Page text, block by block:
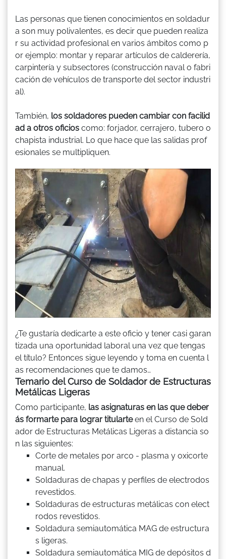
Las personas que tienen conocimientos en soldadur
a son muy polivalentes, es decir que pueden realiza
r su actividad profesional en varios ámbitos como p
or ejemplo: montar y reparar artículos de calderería,
carpintería y subsectores (construcción naval o fabri
cación de vehículos de transporte del sector industri
al).
También, los soldadores pueden cambiar con facilid
ad a otros oficios como: forjador, cerrajero, tubero o
chapista industrial. Lo que hace que las salidas prof
esionales se multipliquen.
¿Te gustaría dedicarte a este oficio y tener casi garan
tizada una oportunidad laboral una vez que tengas
el título? Entonces sigue leyendo y toma en cuenta l
as recomendaciones que te damos…
Temario del Curso de Soldador de Estructuras
Metálicas Ligeras
Como participante, las asignaturas en las que deber
ás formarte para lograr titularteen el Curso de Sold
ador de Estructuras Metálicas Ligeras a distancia so
n las siguientes:
Corte de metales por arco - plasma y oxicorte
manual.
Soldaduras de chapas y perfiles de electrodos
revestidos.
Soldaduras de estructuras metálicas con elect
rodos revestidos.
Soldadura semiautomática MAG de estructura
s ligeras.
Soldadura semiautomática MIG de depósitos d